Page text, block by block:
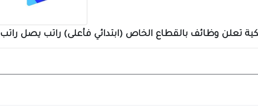
تعلن وظائف بالقطاع الخاص (ابتدائي فأعلى) راتب يصل راتب 8400 ريال